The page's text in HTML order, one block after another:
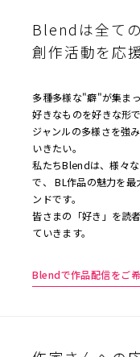
Blendは全て
創作活動を応
多種多様な"癖"が集まっ
好きなものを好きな形
ジャンルの多様さを強
いきたい。
私たちBlendは、様々
で、 BL作品の魅力を
ンドです。
皆さまの「好き」を読
ていきます。
Blendで作品配信をご